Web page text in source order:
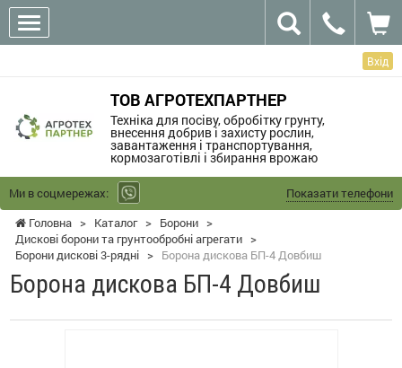
Вхід
ТОВ АГРОТЕХПАРТНЕР
Техніка для посіву, обробітку грунту,
внесення добрив і захисту рослин,
завантаження і транспортування,
кормозаготівлі і збирання врожаю
Ми в соцмережах:
Показати телефони
Головна > Каталог > Борони >
Дискові борони та грунтообробні агрегати >
Борони дискові 3-рядні > Борона дискова БП-4 Довбиш
Борона дискова БП-4 Довбиш